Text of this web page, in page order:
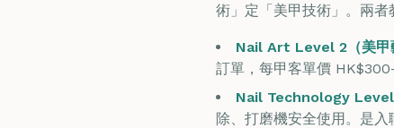
術」定「美甲技術」。兩者
Nail Art Level 2（美甲
訂單，每甲客單價
Nail Technology Level
除、打磨機安全使用。是入